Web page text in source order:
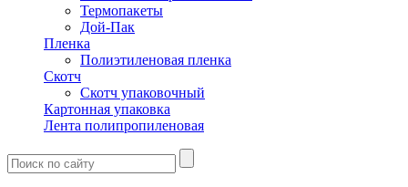
Термопакеты
Дой-Пак
Пленка
Полиэтиленовая пленка
Скотч
Скотч упаковочный
Картонная упаковка
Лента полипропиленовая